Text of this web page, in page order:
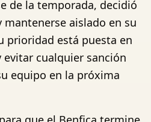
de la temporada, decidió
mantenerse aislado en su
prioridad está puesta en
cualquier sanción
equipo en la próxima